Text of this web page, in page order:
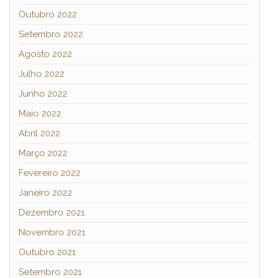
Outubro 2022
Setembro 2022
Agosto 2022
Julho 2022
Junho 2022
Maio 2022
Abril 2022
Março 2022
Fevereiro 2022
Janeiro 2022
Dezembro 2021
Novembro 2021
Outubro 2021
Setembro 2021